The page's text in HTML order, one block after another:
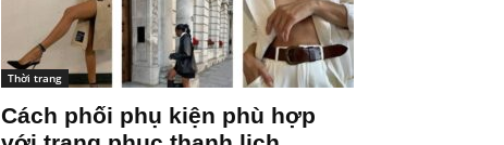
Thời trang
Cách phối phụ kiện phù hợp